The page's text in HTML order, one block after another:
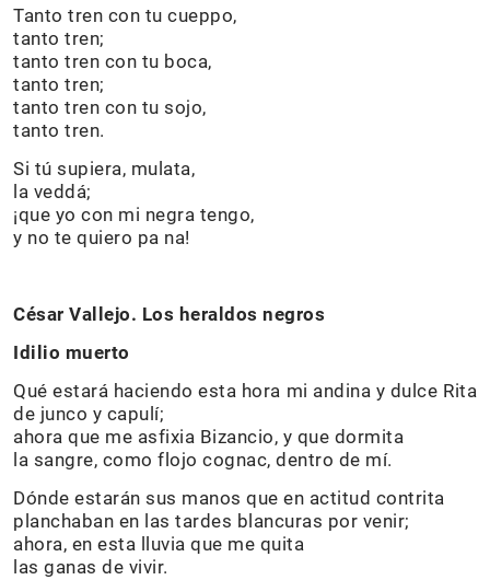
Tanto tren con tu cueppo,
tanto tren;
tanto tren con tu boca,
tanto tren;
tanto tren con tu sojo,
tanto tren.
Si tú supiera, mulata,
la veddá;
¡que yo con mi negra tengo,
y no te quiero pa na!
César Vallejo. Los heraldos negros
Idilio muerto
Qué estará haciendo esta hora mi andina y dulce Rita
de junco y capulí;
ahora que me asfixia Bizancio, y que dormita
la sangre, como flojo cognac, dentro de mí.
Dónde estarán sus manos que en actitud contrita
planchaban en las tardes blancuras por venir;
ahora, en esta lluvia que me quita
las ganas de vivir.